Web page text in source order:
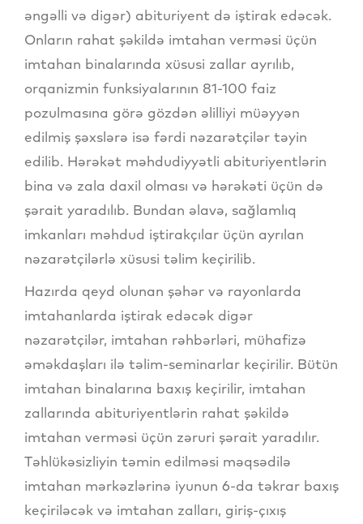
əngəlli və digər) abituriyent də iştirak edəcək.
Onların rahat şəkildə imtahan verməsi üçün
imtahan binalarında xüsusi zallar ayrılıb,
orqanizmin funksiyalarının 81-100 faiz
pozulmasına görə gözdən əlilliyi müəyyən
edilmiş şəxslərə isə fərdi nəzarətçilər təyin
edilib. Hərəkət məhdudiyyətli abituriyentlərin
bina və zala daxil olması və hərəkəti üçün də
şərait yaradılıb. Bundan əlavə, sağlamlıq
imkanları məhdud iştirakçılar üçün ayrılan
nəzarətçilərlə xüsusi təlim keçirilib.
Hazırda qeyd olunan şəhər və rayonlarda
imtahanlarda iştirak edəcək digər
nəzarətçilər, imtahan rəhbərləri, mühafizə
əməkdaşları ilə təlim-seminarlar keçirilir. Bütün
imtahan binalarına baxış keçirilir, imtahan
zallarında abituriyentlərin rahat şəkildə
imtahan verməsi üçün zəruri şərait yaradılır.
Təhlükəsizliyin təmin edilməsi məqsədilə
imtahan mərkəzlərinə iyunun 6-da təkrar baxış
keçiriləcək və imtahan zalları, giriş-çıxış